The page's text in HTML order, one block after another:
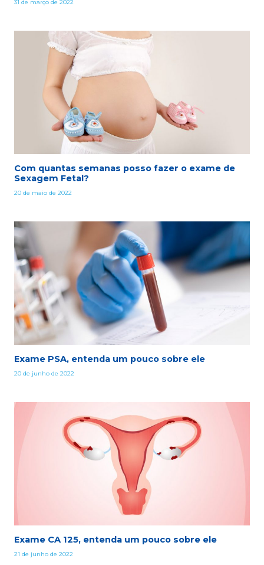
31 de março de 2022
Com quantas semanas posso fazer o exame de
Sexagem Fetal?
20 de maio de 2022
Exame PSA, entenda um pouco sobre ele
20 de junho de 2022
Exame CA 125, entenda um pouco sobre ele
21 de junho de 2022